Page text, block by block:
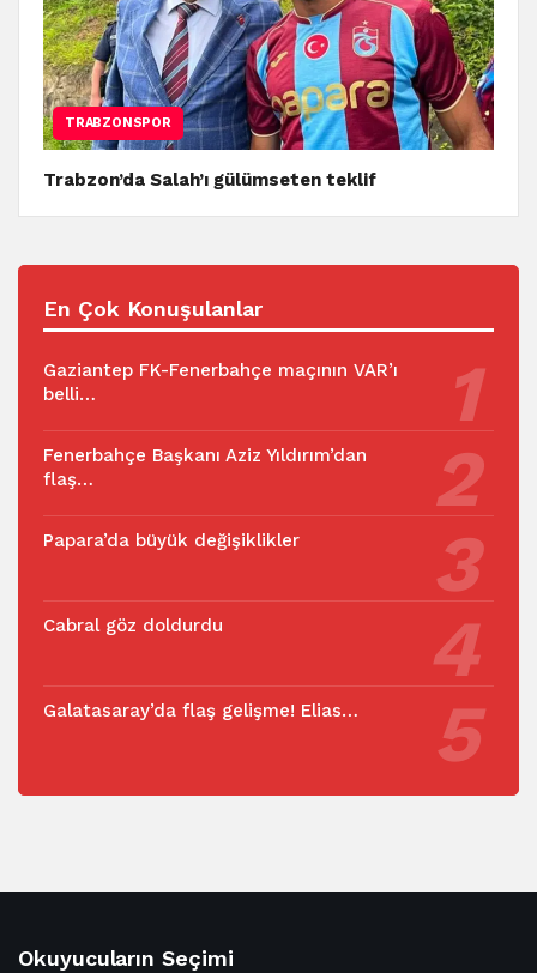
TRABZONSPOR
Trabzon’da Salah’ı gülümseten teklif
En Çok Konuşulanlar
Gaziantep FK-Fenerbahçe maçının VAR’ı
belli…
Fenerbahçe Başkanı Aziz Yıldırım’dan
flaş…
Papara’da büyük değişiklikler
Cabral göz doldurdu
Galatasaray’da flaş gelişme! Elias…
Okuyucuların Seçimi